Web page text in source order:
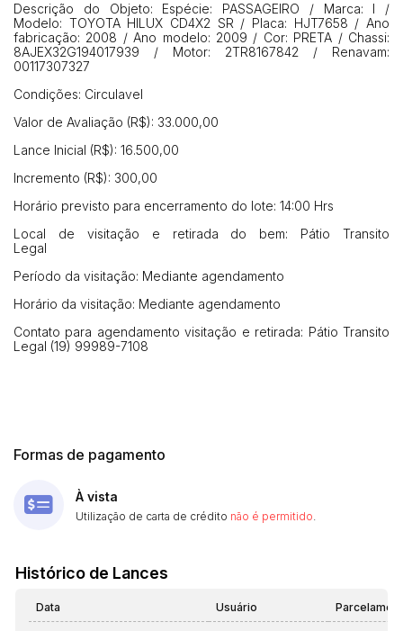
Descrição do Objeto: Espécie: PASSAGEIRO / Marca: I /
Modelo: TOYOTA HILUX CD4X2 SR / Placa: HJT7658 / Ano
fabricação: 2008 / Ano modelo: 2009 / Cor: PRETA / Chassi:
8AJEX32G194017939 / Motor: 2TR8167842 / Renavam:
00117307327
Condições: Circulavel
Valor de Avaliação (R$): 33.000,00
Lance Inicial (R$): 16.500,00
Incremento (R$): 300,00
Horário previsto para encerramento do lote: 14:00 Hrs
Local de visitação e retirada do bem: Pátio Transito
Legal
Período da visitação: Mediante agendamento
Horário da visitação: Mediante agendamento
Contato para agendamento visitação e retirada: Pátio Transito
Legal (19) 99989-7108
Formas de pagamento
À vista
Utilização de carta de crédito não é permitido
Histórico de Lances
Data Usuário
Envie sua Proposta
Habilite-se para efetuar lances ou